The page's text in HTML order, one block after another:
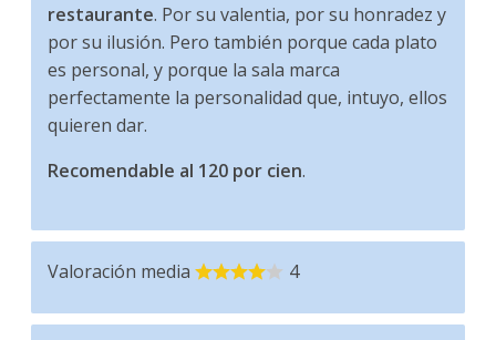
restaurante. Por su valentia, por su honradez y
por su ilusión. Pero también porque cada plato
es personal, y porque la sala marca
perfectamente la personalidad que, intuyo, ellos
quieren dar.
Recomendable al 120 por cien.
Valoración media 4